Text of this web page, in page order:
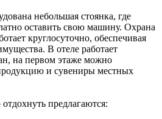
небольшая стоянка, где
оставить свою машину. Охрана
круглосуточно, обеспечивая
В отеле работает
на первом этаже можно
и сувениры местных
предлагаются: